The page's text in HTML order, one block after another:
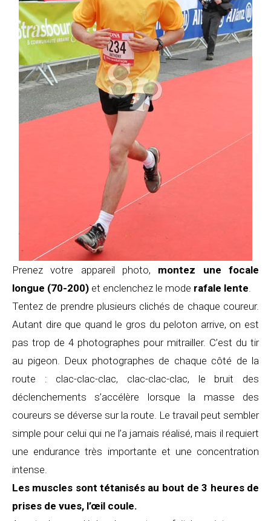
Prenez votre appareil photo, montez une focale
longue (70-200) et enclenchez le mode rafale lente.
Tentez de prendre plusieurs clichés de chaque coureur.
Autant dire que quand le gros du peloton arrive, on est
pas trop de 4 photographes pour mitrailler. C’est du tir
au pigeon. Deux photographes de chaque côté de la
route : clac-clac-clac, clac-clac-clac, le bruit des
déclenchements s’accélère lorsque la masse des
coureurs se déverse sur la route. Le travail peut sembler
simple pour celui qui ne l’a jamais réalisé, mais il requiert
une endurance très importante et une concentration
intense.
Les muscles sont tétanisés au bout de 3 heures de
prises de vues, l’œil coule.